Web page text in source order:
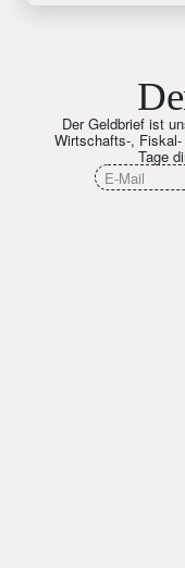
Der Geldbrief ist
Wirtschafts-,
Tage